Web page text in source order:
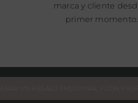
marca y cliente
primer momento.